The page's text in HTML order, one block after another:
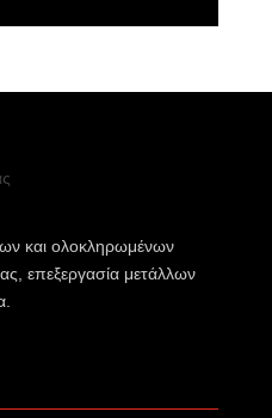
και ολοκληρωμένων
επεξεργασία μετάλλων